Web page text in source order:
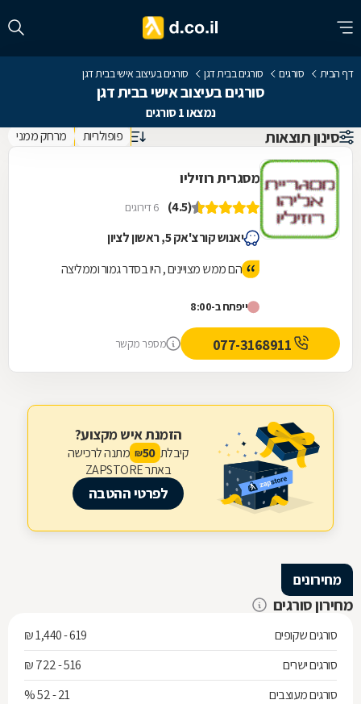
דף הבית סורגים סורגים בבית דגן סורגים בעיצוב אישי בבית דגן
סורגים בעיצוב אישי בבית דגן
נמצאו 1 סורגים
סינון תוצאות פופולריות מרחק ממני
מסגרית רוזיליו
(4.5) 6 דירוגים
יאנוש קורצ'אק 5, ראשון לציון
הם ממש מצויינים , היו בסדר גמור וממליצה
ייפתח ב-8:00
מספר מקשר
הזמנת איש מקצוע?
קיבלת 50
₪ מתנה לרכישה
באתר ZAPSTORE
לפרטי ההטבה
מחירונים
מחירון סורגים
סורגים שקופים
619 - 1,440 ₪
סורגים ישרים
516 - 722 ₪
סורגים מעוצבים
21 - 52 %